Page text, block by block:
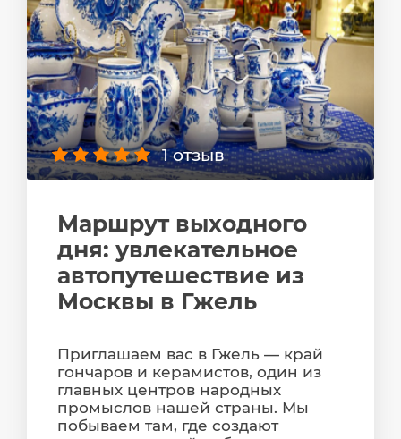
1 отзыв
Маршрут выходного
дня: увлекательное
автопутешествие из
Москвы в Гжель
Приглашаем вас в Гжель — край
гончаров и керамистов, один из
главных центров народных
промыслов нашей страны. Мы
побываем там, где создают